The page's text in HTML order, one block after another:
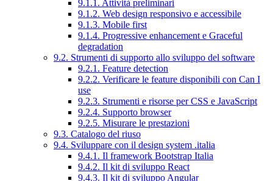
9.1.1. Attività preliminari
9.1.2. Web design responsivo e accessibile
9.1.3. Mobile first
9.1.4. Progressive enhancement e Graceful
degradation
9.2. Strumenti di supporto allo sviluppo del software
9.2.1. Feature detection
9.2.2. Verificare le feature disponibili con Can I
use
9.2.3. Strumenti e risorse per CSS e JavaScript
9.2.4. Supporto browser
9.2.5. Misurare le prestazioni
9.3. Catalogo del riuso
9.4. Sviluppare con il design system .italia
9.4.1. Il framework Bootstrap Italia
9.4.2. Il kit di sviluppo React
9.4.3. Il kit di sviluppo Angular